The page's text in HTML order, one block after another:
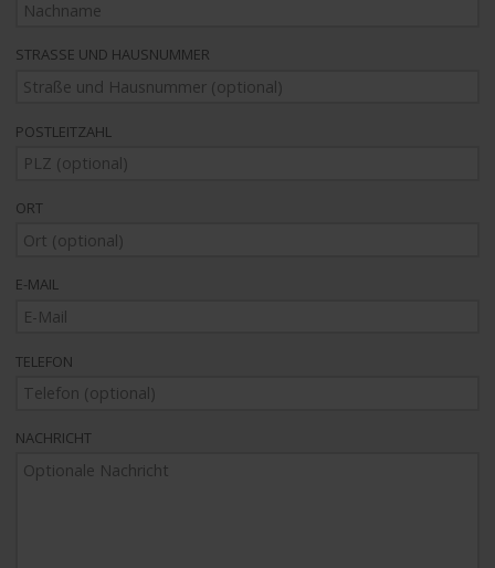
STRASSE UND HAUSNUMMER
POSTLEITZAHL
ORT
E-MAIL
TELEFON
NACHRICHT